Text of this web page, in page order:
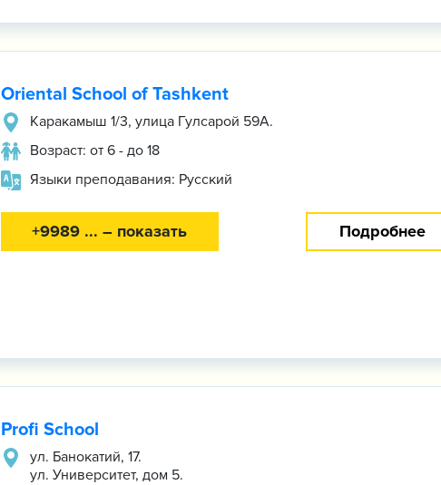
Oriental School of Tashkent
Каракамыш 1/3, улица Гулсарой 59А.
Возраст: от 6 - до 18
Языки преподавания: Русский
+9989 ... – показать Подробнее
Profi School
ул. Банокатий, 17.
ул. Университет, дом 5.